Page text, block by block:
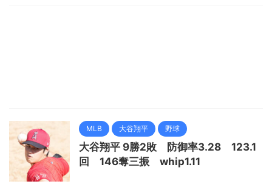
MLB 大谷翔平 野球
大谷翔平 9勝2敗 防御率3.28 123.1
回 146奪三振 whip1.11